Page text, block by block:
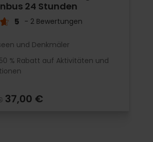
24 Stunden
5 - 2 Bewertungen
und Denkmäler
% Rabatt auf Aktivitäten und
37,00 €